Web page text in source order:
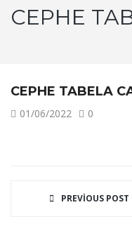
CEPHE
CEPHE TABELA
01/06/2022 0
PREVIOUS POST